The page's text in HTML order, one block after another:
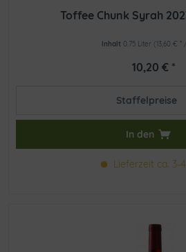
Toffee Chunk Syrah
Inhalt 0.75 Liter (13,60 € *
10,20 € *
Staffelpreise
In den
Lieferzeit ca. 3-